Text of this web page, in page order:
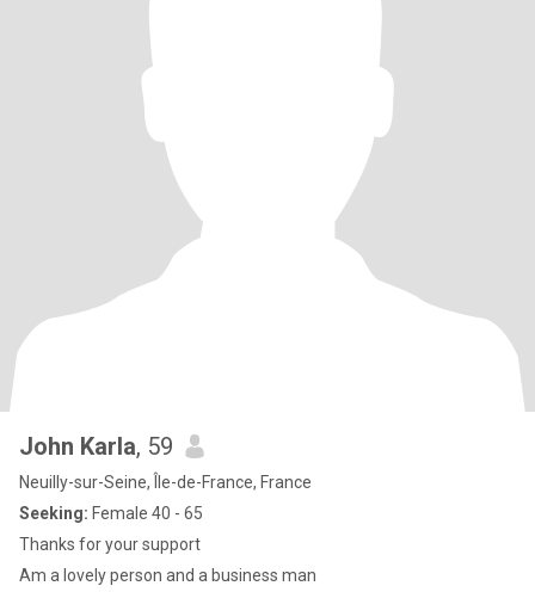
John Karla, 59
Neuilly-sur-Seine, Île-de-France, France
Seeking: Female 40 - 65
Thanks for your support
Am a lovely person and a business man